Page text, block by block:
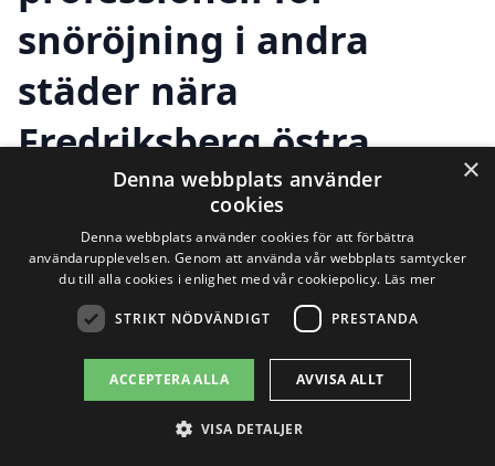
snöröjning i andra
städer nära
Fredriksberg östra
Om du letar efter snöröjning i
Fredriksberg östra, har du kommit till rätt
ställe. När vintern kommer kan snön bli
företag. Att hålla uppfarter, vägar och
gångbanor snöfria är avgörande för både
×
Denna webbplats använder
cookies
Denna webbplats använder cookies för att förbättra
användarupplevelsen. Genom att använda vår webbplats samtycker
du till alla cookies i enlighet med vår cookiepolicy. Läs mer
STRIKT NÖDVÄNDIGT PRESTANDA
ACCEPTERA ALLA AVVISA ALLT
VISA DETALJER